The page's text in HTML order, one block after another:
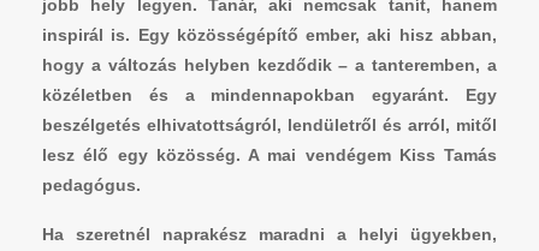
jobb hely legyen. Tanár, aki nemcsak tanít, hanem
inspirál is. Egy közösségépítő ember, aki hisz abban,
hogy a változás helyben kezdődik – a tanteremben, a
közéletben és a mindennapokban egyaránt. Egy
beszélgetés elhivatottságról, lendületről és arról, mitől
lesz élő egy közösség. A mai vendégem Kiss Tamás
pedagógus.
Ha szeretnél naprakész maradni a helyi ügyekben,